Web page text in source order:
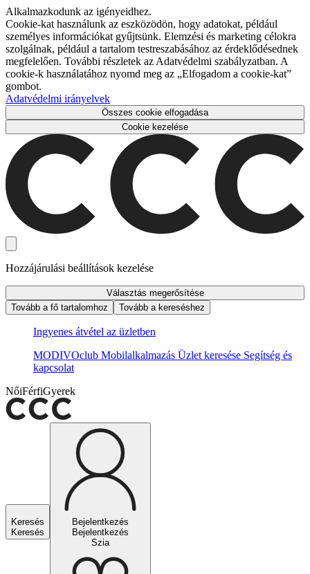
Alkalmazkodunk az igényeidhez.
Cookie-kat használunk az eszközödön, hogy adatokat, például
személyes információkat gyűjtsünk. Elemzési és marketing célokra
szolgálnak, például a tartalom testreszabásához az érdeklődésednek
megfelelően. További részletek az Adatvédelmi szabályzatban. A
cookie-k használatához nyomd meg az „Elfogadom a cookie-kat”
gombot.
Adatvédelmi irányelvek
Összes cookie elfogadása
Cookie kezelése
Hozzájárulási beállítások kezelése
Választás megerősítése
Tovább a fő tartalomhoz
Tovább a kereséshez
Ingyenes átvétel az üzletben
MODIVOclub Mobilalkalmazás Üzlet keresése Segítség és
kapcsolat
NőiFérfiGyerek
Keresés
Keresés
Bejelentkezés
Bejelentkezés
Szia